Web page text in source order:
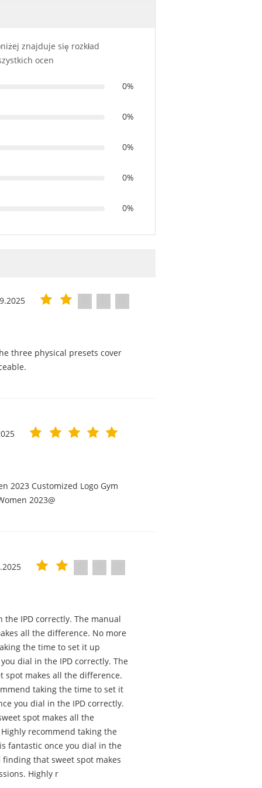
znajduje się rozkład
ocen
0%
0%
0%
0%
0%
three physical presets cover
2023 Customized Logo Gym
2023@
IPD correctly. The manual
all the difference. No more
the time to set it up
dial in the IPD correctly. The
spot makes all the difference.
taking the time to set it
you dial in the IPD correctly.
spot makes all the
recommend taking the
fantastic once you dial in the
that sweet spot makes
Highly r